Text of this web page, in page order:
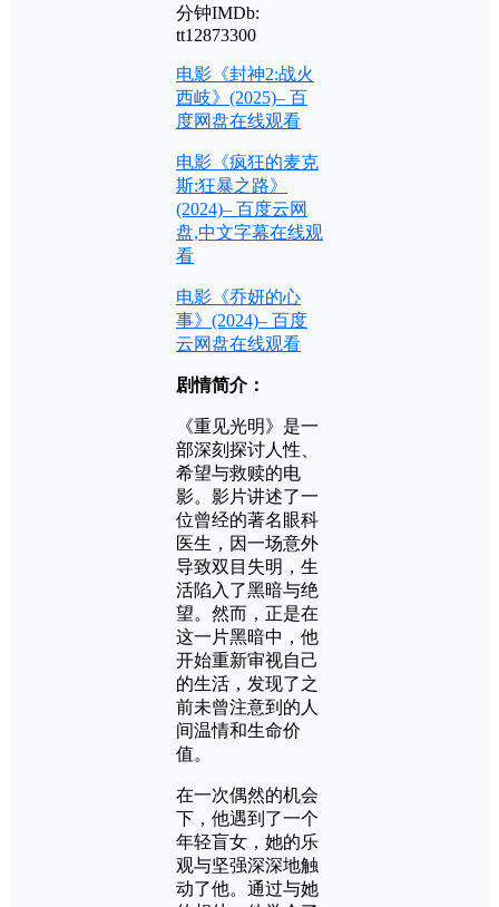
分钟IMDb:
tt12873300
电影《封神2:战火
西岐》(2025)– 百
度网盘在线观看
电影《疯狂的麦克
斯:狂暴之路》
(2024)– 百度云网
盘,中文字幕在线观
看
电影《乔妍的心
事》(2024)– 百度
云网盘在线观看
剧情简介：
《重见光明》是一
部深刻探讨人性、
希望与救赎的电
影。影片讲述了一
位曾经的著名眼科
医生，因一场意外
导致双目失明，生
活陷入了黑暗与绝
望。然而，正是在
这一片黑暗中，他
开始重新审视自己
的生活，发现了之
前未曾注意到的人
间温情和生命价
值。
在一次偶然的机会
下，他遇到了一个
年轻盲女，她的乐
观与坚强深深地触
动了他。通过与她